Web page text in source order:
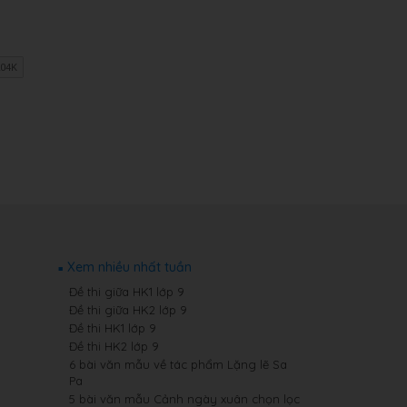
Xem nhiều nhất tuần
Đề thi giữa HK1 lớp 9
Đề thi giữa HK2 lớp 9
Đề thi HK1 lớp 9
Đề thi HK2 lớp 9
6 bài văn mẫu về tác phẩm Lặng lẽ Sa
Pa
5 bài văn mẫu Cảnh ngày xuân chọn lọc